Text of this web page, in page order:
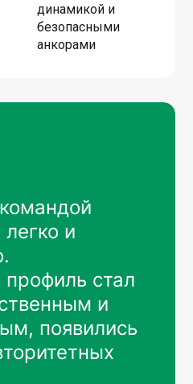
динамикой и
безопасными
анкорами
и
стал
и
появились